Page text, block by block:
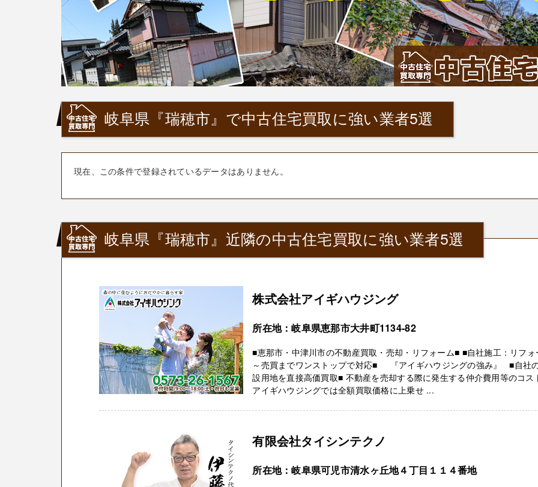
岐阜県『瑞穂市』で中古住宅買取に強い業者5選
現在、この条件で登録されているデータはありません。
岐阜県『瑞穂市』近隣の中古住宅買取に強い業者5選
株式会社アイギハウジング
所在地：岐阜県恵那市大井町1134-82
■恵那市・中津川市の不動産買取・売却・リフォーム■ ■自社施工：リフォ
～売買までワンストップで対応■ 『アイギハウジングの強み』 ■自社
設用地を直接高価買取■ 不動産を売却する際に発生する仲介費用等のコス
アイギハウジングでは全額買取価格に上乗せ ...
有限会社タイシンテクノ
所在地：岐阜県可児市清水ヶ丘地４丁目１１４番地